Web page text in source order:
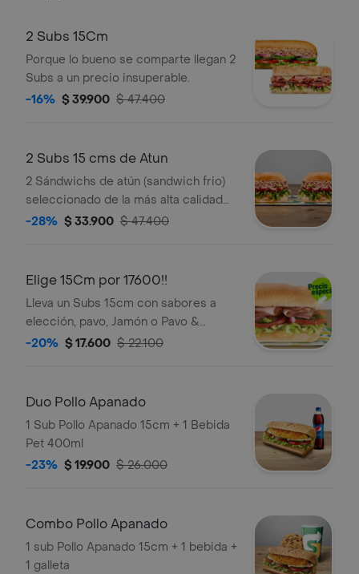
2 Subs 15Cm
Porque lo bueno se comparte llegan 2
Subs a un precio insuperable.
-16% $ 39.900 $ 47.400
2 Subs 15 cms de Atun
2 Sándwichs de atún (sandwich frio)
seleccionado de la más alta calidad
mezclado con mayonesa, escoge el
-28% $ 33.900 $ 47.400
Elige 15Cm por 17600!!
Lleva un Subs 15cm con sabores a
elección, pavo, Jamón o Pavo &
Jamón.
-20% $ 17.600 $ 22.100
Duo Pollo Apanado
1 Sub Pollo Apanado 15cm + 1 Bebida
Pet 400ml
-23% $ 19.900 $ 26.000
Combo Pollo Apanado
1 sub Pollo Apanado 15cm + 1 bebida +
1 galleta